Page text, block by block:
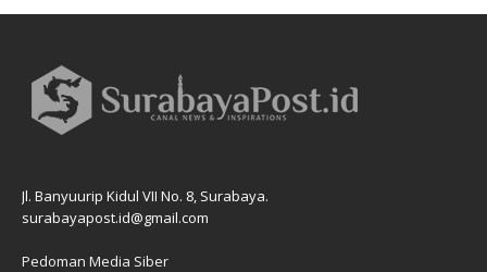
Jl. Banyuurip Kidul VII No. 8, Surabaya.
surabayapost.id@gmail.com
Pedoman Media Siber